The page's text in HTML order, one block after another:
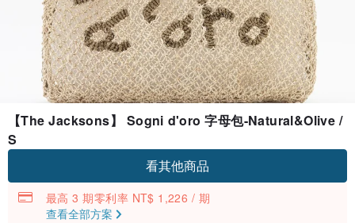
【The Jacksons】 Sogni d'oro 字母包-Natural&Olive /
S
看其他商品
最高 3 期零利率 NT$ 1,226 / 期
查看全部方案